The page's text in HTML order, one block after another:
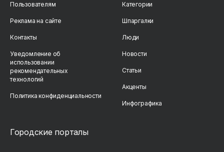
Пользователям
Реклама на сайте
Контакты
Уведомление об
использовании
рекомендательных
технологий
Политика конфиденциальности
Категории
Шпаргалки
Люди
Новости
Статьи
Акценты
Инфографика
Городские порталы